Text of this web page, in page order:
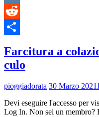
VK
Reddit
Farcitura a
culo
pioggiadorata 30 Marzo 2021
Devi eseguire l'accesso per
Log In. Non sei un membro?